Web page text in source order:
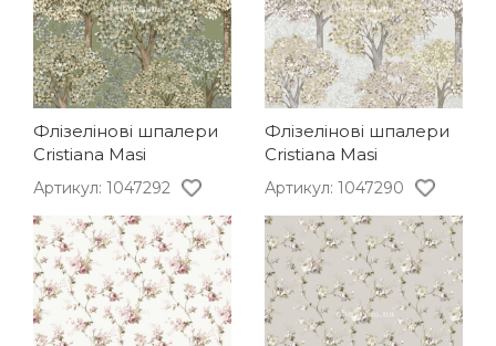
Флізелінові шпалери
Cristiana Masi
Артикул: 1047292
Флізелінові шпалери
Cristiana Masi
Артикул: 1047290